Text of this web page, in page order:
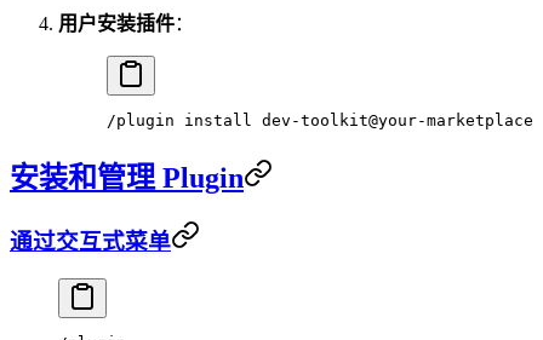
用户安装插件：
/plugin install dev-toolkit@your-marketplace
安装和管理 Plugin
通过交互式菜单